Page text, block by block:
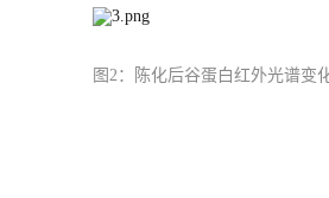
图2：陈化后谷蛋白红外光谱变